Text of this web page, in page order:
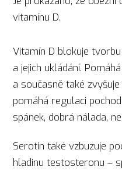
vitamínu D.
Vitamín D blokuje
a jejich ukládání.
a současně také
pomáhá regulaci
spánek, dobrá nálada,
Serotin také vzbuzuje
hladinu testosteronu –